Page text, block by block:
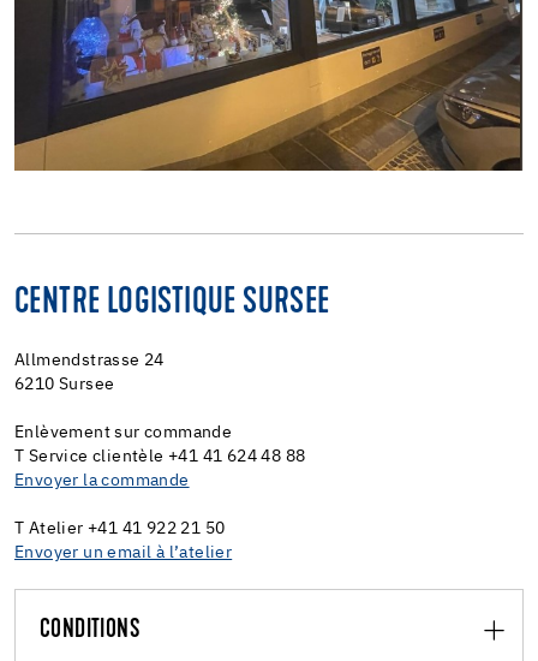
CENTRE LOGISTIQUE SURSEE
Allmendstrasse 24
6210 Sursee
Enlèvement sur commande
T Service clientèle +41 41 624 48 88
Envoyer la commande
T Atelier +41 41 922 21 50
Envoyer un email à l’atelier
CONDITIONS